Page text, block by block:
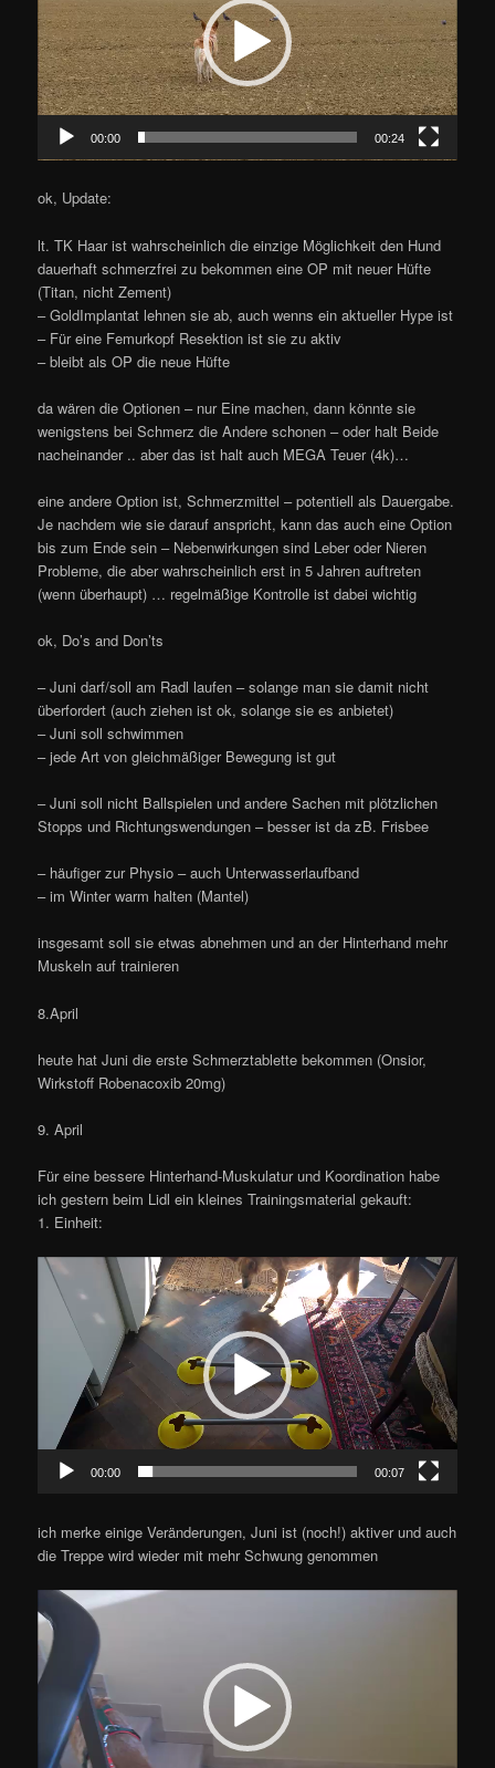
00:00 00:24
ok, Update:
lt. TK Haar ist wahrscheinlich die einzige Möglichkeit den Hund
dauerhaft schmerzfrei zu bekommen eine OP mit neuer Hüfte
(Titan, nicht Zement)
– GoldImplantat lehnen sie ab, auch wenns ein aktueller Hype ist
– Für eine Femurkopf Resektion ist sie zu aktiv
– bleibt als OP die neue Hüfte
da wären die Optionen – nur Eine machen, dann könnte sie
wenigstens bei Schmerz die Andere schonen – oder halt Beide
nacheinander .. aber das ist halt auch MEGA Teuer (4k)…
eine andere Option ist, Schmerzmittel – potentiell als Dauergabe.
Je nachdem wie sie darauf anspricht, kann das auch eine Option
bis zum Ende sein – Nebenwirkungen sind Leber oder Nieren
Probleme, die aber wahrscheinlich erst in 5 Jahren auftreten
(wenn überhaupt) … regelmäßige Kontrolle ist dabei wichtig
ok, Do’s and Don’ts
– Juni darf/soll am Radl laufen – solange man sie damit nicht
überfordert (auch ziehen ist ok, solange sie es anbietet)
– Juni soll schwimmen
– jede Art von gleichmäßiger Bewegung ist gut
– Juni soll nicht Ballspielen und andere Sachen mit plötzlichen
Stopps und Richtungswendungen – besser ist da zB. Frisbee
– häufiger zur Physio – auch Unterwasserlaufband
– im Winter warm halten (Mantel)
insgesamt soll sie etwas abnehmen und an der Hinterhand mehr
Muskeln auf trainieren
8.April
heute hat Juni die erste Schmerztablette bekommen (Onsior,
Wirkstoff Robenacoxib 20mg)
9. April
Für eine bessere Hinterhand-Muskulatur und Koordination habe
ich gestern beim Lidl ein kleines Trainingsmaterial gekauft:
1. Einheit:
Video-
Player
00:00 00:07
ich merke einige Veränderungen, Juni ist (noch!) aktiver und auch
die Treppe wird wieder mit mehr Schwung genommen
Video-
Player